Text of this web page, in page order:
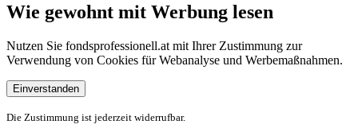
Wie gewohnt mit Werbung lesen
Nutzen Sie fondsprofessionell.at mit Ihrer Zustimmung zur
Verwendung von Cookies für Webanalyse und Werbemaßnahmen.
Einverstanden
Die Zustimmung ist jederzeit widerrufbar.